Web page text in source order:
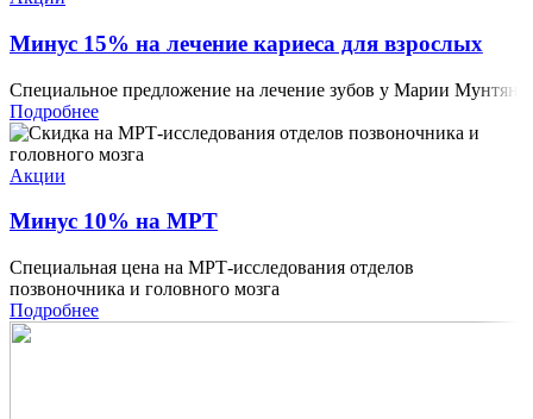
Минус 15% на лечение кариеса для взрослых
Специальное предложение на лечение зубов у Марии Мунтян
Подробнее
Акции
Минус 10% на МРТ
Специальная цена на МРТ-исследования отделов
позвоночника и головного мозга
Подробнее